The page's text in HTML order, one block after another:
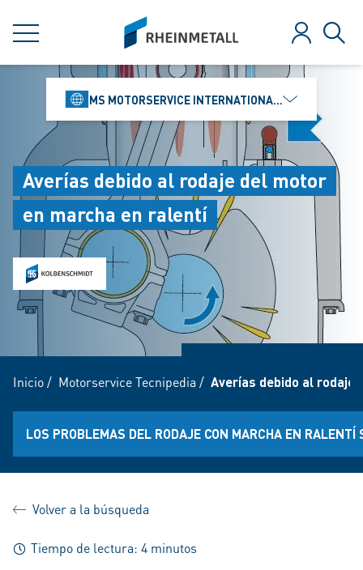
MENÚ
siteLogo
Iniciar
MS MOTORSERVICE INTERNATIONAL GMBH
Averías debido al rodaje del motor
en marcha en ralentí
Inicio/ Motorservice Tecnipedia / Averías debido al rodaje
LOS PROBLEMAS DEL RODAJE CON MARCHA EN RALENTÍ
Volver a la búsqueda
Tiempo de lectura: 4 minutos